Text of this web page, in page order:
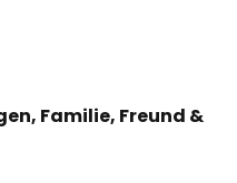
Familie, Freund &